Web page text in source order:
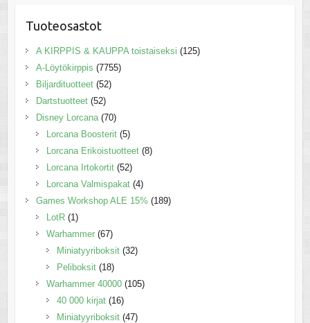
Tuoteosastot
A KIRPPIS & KAUPPA toistaiseksi (125)
A-Löytökirppis (7755)
Biljardituotteet (52)
Dartstuotteet (52)
Disney Lorcana (70)
Lorcana Boosterit (5)
Lorcana Erikoistuotteet (8)
Lorcana Irtokortit (52)
Lorcana Valmispakat (4)
Games Workshop ALE 15% (189)
LotR (1)
Warhammer (67)
Miniatyyriboksit (32)
Peliboksit (18)
Warhammer 40000 (105)
40 000 kirjat (16)
Miniatyyriboksit (47)